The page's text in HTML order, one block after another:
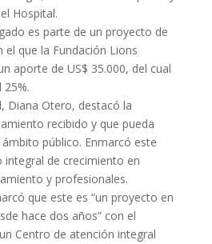
Hospital.
es parte de un proyecto de
el que la Fundación Lions
aporte de US$ 35.000, del cual
Diana Otero, destacó la
recibido y que pueda
público. Enmarcó este
integral de crecimiento en
y profesionales.
que este es “un proyecto en
hace dos años” con el
Centro de atención integral